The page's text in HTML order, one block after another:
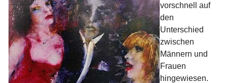
vorschnell auf
den
Unterschied
zwischen
Männern und
Frauen
hingewiesen.